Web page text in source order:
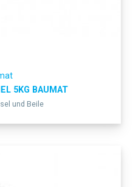
5KG BAUMAT
und Beile